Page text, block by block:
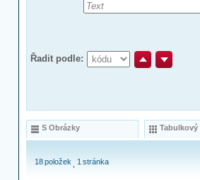
Řadit podle:
S Obrázky Tabulkový
18položek 1 stránka